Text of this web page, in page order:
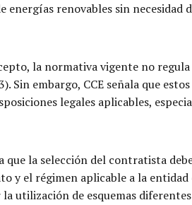
energías renovables sin necesidad
la normativa vigente no
Sin embargo, CCE señala que
legales aplicables,
que la selección del contratista
y el régimen aplicable a la
utilización de esquemas